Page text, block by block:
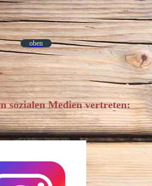
oben
sozialen Medien vertreten: